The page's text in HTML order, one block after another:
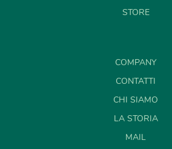
STORE
COMPANY
CONTATTI
CHI SIAMO
LA STORIA
MAIL